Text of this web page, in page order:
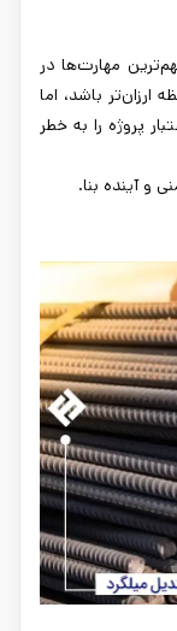
مهارت‌ها در
ارزان‌تر باشد، اما
پروژه را به خطر
و آینده بنا.